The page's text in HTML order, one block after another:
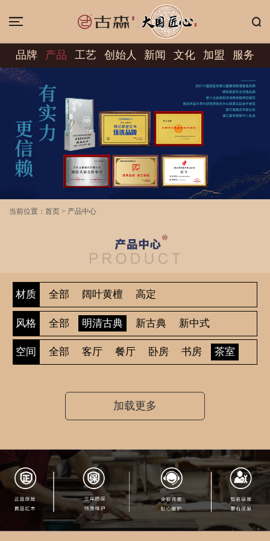
品牌 产品 工艺 创始人 新闻 文化 加盟 服务
当前位置： 首页 > 产品中心
材质 全部 阔叶黄檀 高定
风格 全部 明清古典 新古典 新中式
空间 全部 客厅 餐厅 卧房 书房
茶室
加载更多